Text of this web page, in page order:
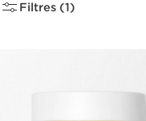
Filtres (1)